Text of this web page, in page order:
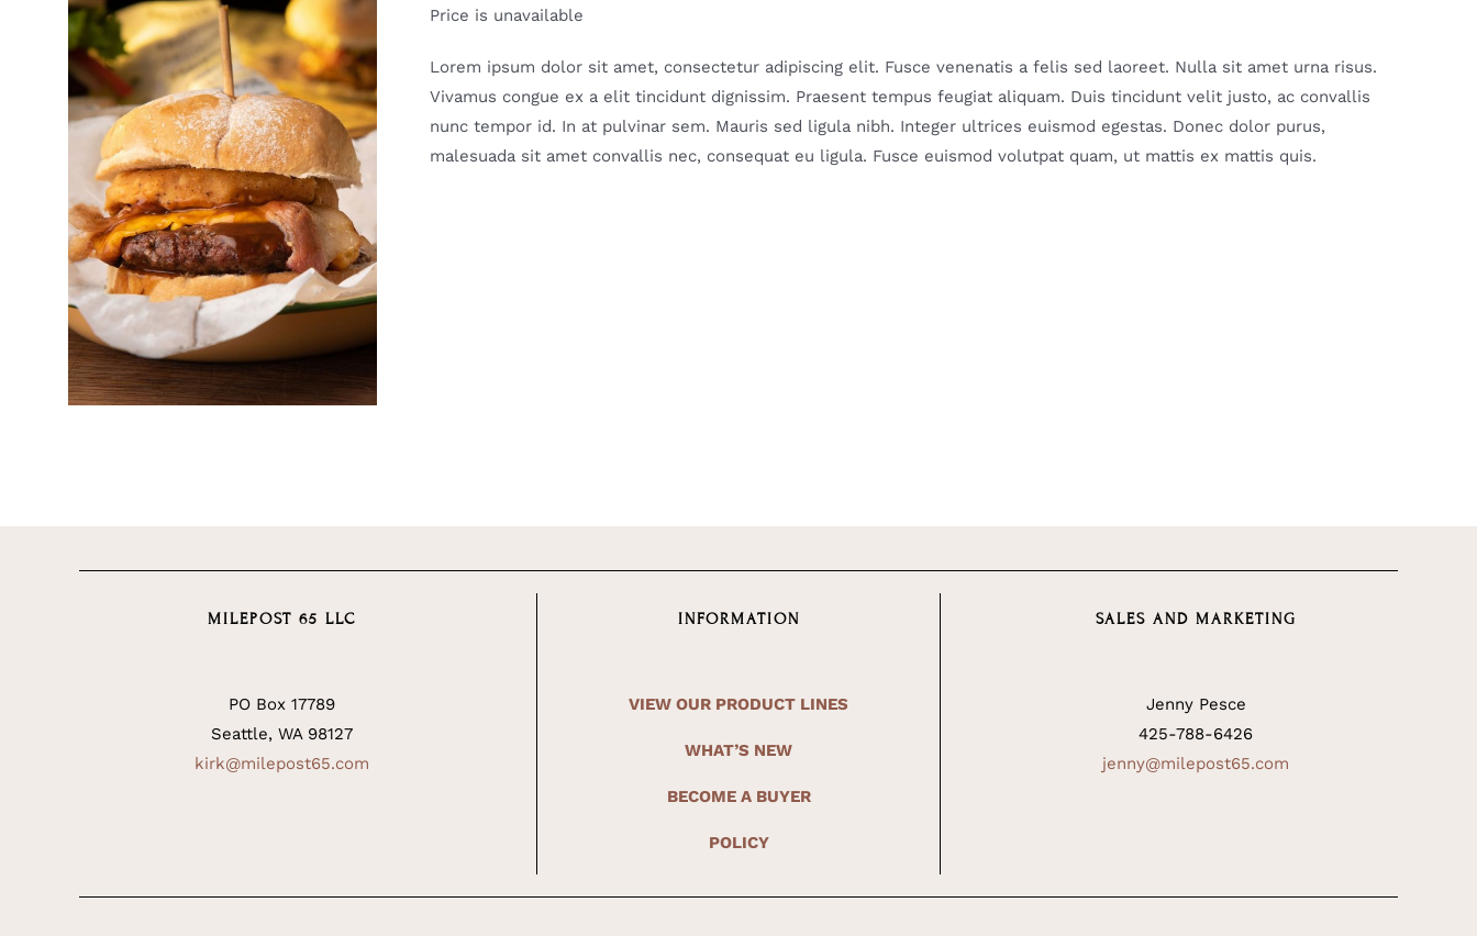
DETAILS
Price is unavailable
Lorem ipsum dolor sit amet, consectetur adipiscing elit. Fusce venenatis a felis sed laoreet. Nulla sit amet urna risus.
Vivamus congue ex a elit tincidunt dignissim. Praesent tempus feugiat aliquam. Duis tincidunt velit justo, ac convallis
nunc tempor id. In at pulvinar sem. Mauris sed ligula nibh. Integer ultrices euismod egestas. Donec dolor purus,
malesuada sit amet convallis nec, consequat eu ligula. Fusce euismod volutpat quam, ut mattis ex mattis quis.
MILEPOST 65 LLC
PO Box 17789
Seattle, WA 98127
kirk@milepost65.com
INFORMATION
VIEW OUR PRODUCT LINES
WHAT’S NEW
BECOME A BUYER
POLICY
SALES AND MARKETING
Jenny Pesce
425-788-6426
jenny@milepost65.com